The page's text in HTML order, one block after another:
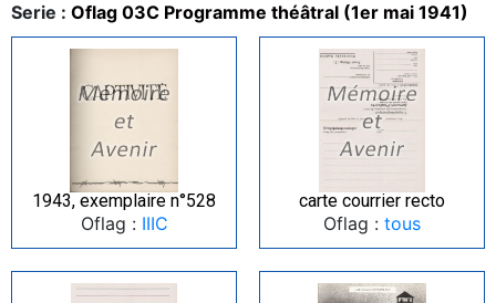
Serie : Oflag 03C Programme théâtral (1er mai 1941)
1943, exemplaire n°528
Oflag : IIIC
carte courrier recto
Oflag : tous